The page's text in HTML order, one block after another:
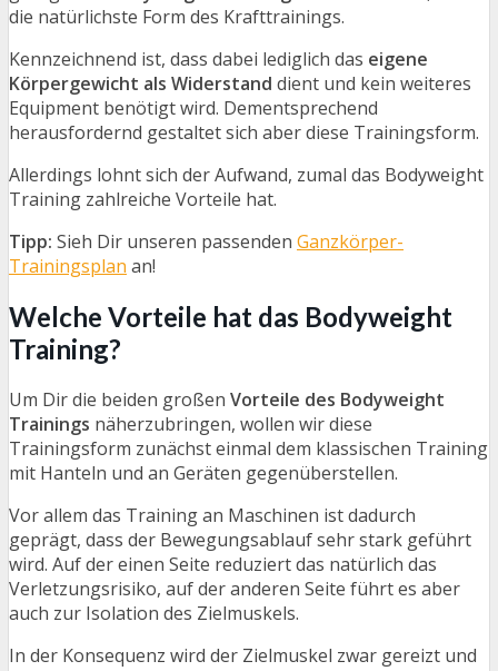
die natürlichste Form des Krafttrainings.
Kennzeichnend ist, dass dabei lediglich das eigene
Körpergewicht als Widerstand dient und kein weiteres
Equipment benötigt wird. Dementsprechend
herausfordernd gestaltet sich aber diese Trainingsform.
Allerdings lohnt sich der Aufwand, zumal das Bodyweight
Training zahlreiche Vorteile hat.
Tipp: Sieh Dir unseren passenden Ganzkörper-
Trainingsplan an!
Welche Vorteile hat das Bodyweight
Training?
Um Dir die beiden großen Vorteile des Bodyweight
Trainings näherzubringen, wollen wir diese
Trainingsform zunächst einmal dem klassischen Training
mit Hanteln und an Geräten gegenüberstellen.
Vor allem das Training an Maschinen ist dadurch
geprägt, dass der Bewegungsablauf sehr stark geführt
wird. Auf der einen Seite reduziert das natürlich das
Verletzungsrisiko, auf der anderen Seite führt es aber
auch zur Isolation des Zielmuskels.
In der Konsequenz wird der Zielmuskel zwar gereizt und